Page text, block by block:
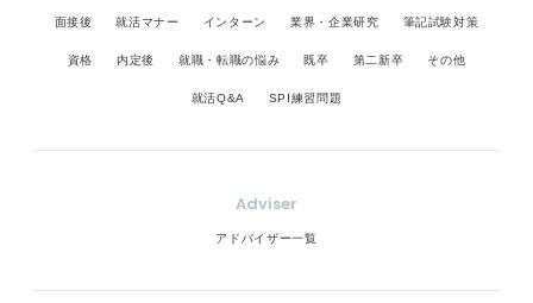
面接後 就活マナー インターン 業界・企業研究 筆記試験対策
資格 内定後 就職・転職の悩み 既卒 第二新卒 その他
就活Q&A SPI練習問題
Adviser
アドバイザー一覧